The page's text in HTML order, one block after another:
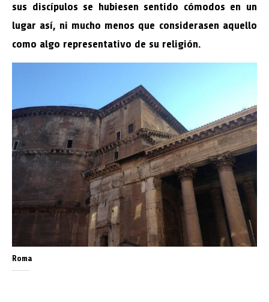
sus discípulos se hubiesen sentido cómodos en un
lugar así, ni mucho menos que considerasen aquello
como algo representativo de su religión.
Roma